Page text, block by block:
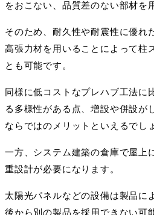
をおこない、品質差のない部材を
そのため、耐久性や耐震性に優れ
高張力材を用いることによって柱
とも可能です。
同様に低コストなプレハブ工法に
る多様性がある点、増設や併設が
ならではのメリットといえるでし
一方、システム建築の倉庫で屋上
重設計が必要になります。
太陽光パネルなどの設備は製品に
後から別の製品を採用できない可